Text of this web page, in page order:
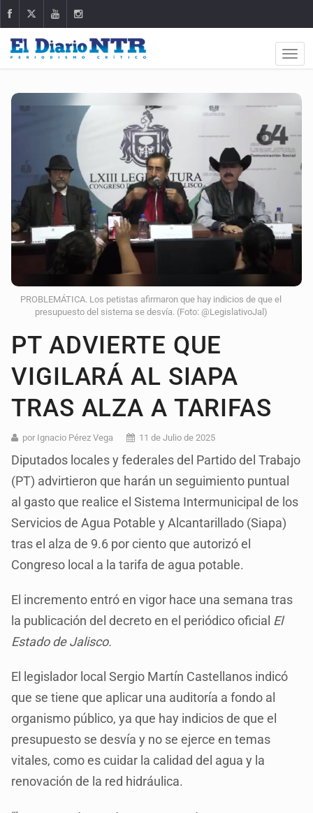
PROBLEMÁTICA. Los petistas afirmaron que hay indicios de que el
presupuesto del sistema se desvía. (Foto: @LegislativoJal)
PT ADVIERTE QUE
VIGILARÁ AL SIAPA
TRAS ALZA A TARIFAS
por Ignacio Pérez Vega 11 de Julio de 2025
Diputados locales y federales del Partido del Trabajo
(PT) advirtieron que harán un seguimiento puntual
al gasto que realice el Sistema Intermunicipal de los
Servicios de Agua Potable y Alcantarillado (Siapa)
tras el alza de 9.6 por ciento que autorizó el
Congreso local a la tarifa de agua potable.
El incremento entró en vigor hace una semana tras
la publicación del decreto en el periódico oficial El
Estado de Jalisco.
El legislador local Sergio Martín Castellanos indicó
que se tiene que aplicar una auditoría a fondo al
organismo público, ya que hay indicios de que el
presupuesto se desvía y no se ejerce en temas
vitales, como es cuidar la calidad del agua y la
renovación de la red hidráulica.